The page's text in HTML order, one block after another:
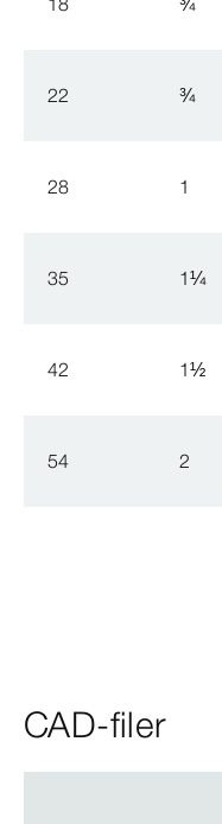
22 ¾
28 1
35 1¼
42 1½
54 2
CAD-filer